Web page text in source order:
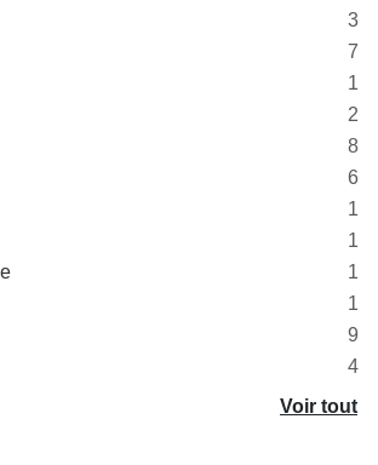
3
7
1
2
8
6
1
1
1
1
9
4
Voir tout